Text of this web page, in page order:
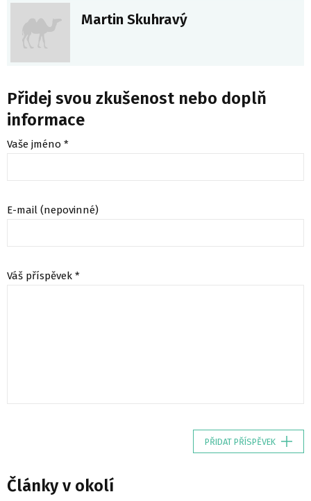
Martin Skuhravý
Přidej svou zkušenost nebo doplň
informace
Vaše jméno *
E-mail (nepovinné)
Váš příspěvek *
PŘIDAT PŘÍSPĚVEK
Články v okolí